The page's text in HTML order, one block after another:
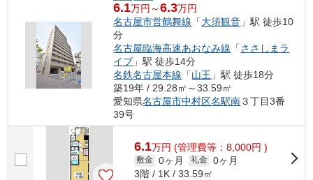
6.1万円～6.3万円
名古屋市営鶴舞線 「大須観音 」駅 徒歩10
分
名古屋臨海高速あおなみ線 「ささしまラ
イブ 」駅 徒歩14分
名鉄名古屋本線 「山王 」駅 徒歩18分
築19年 / 29.28㎡～33.59㎡
愛知県名古屋市中村区名駅南３丁目3番
39号
6.1万円 (管理費等：8,000円 )
敷金 0ヶ月 礼金 0ヶ月
3階 / 1K / 33.59㎡